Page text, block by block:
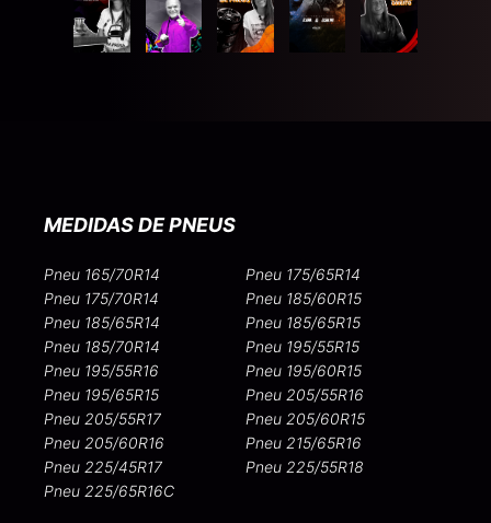
MEDIDAS DE PNEUS
Pneu 165/70R14
Pneu 175/65R14
Pneu 175/70R14
Pneu 185/60R15
Pneu 185/65R14
Pneu 185/65R15
Pneu 185/70R14
Pneu 195/55R15
Pneu 195/55R16
Pneu 195/60R15
Pneu 195/65R15
Pneu 205/55R16
Pneu 205/55R17
Pneu 205/60R15
Pneu 205/60R16
Pneu 215/65R16
Pneu 225/45R17
Pneu 225/55R18
Pneu 225/65R16C